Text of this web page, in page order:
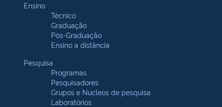
Ensino
Técnico
Graduação
Pós-Graduação
Ensino a distância
Pesquisa
Programas
Pesquisadores
Grupos e Núcleos de pesquisa
Laboratórios